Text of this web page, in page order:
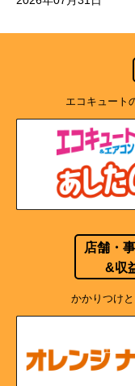
エコキュート
店舗・
&収
かかりつけ